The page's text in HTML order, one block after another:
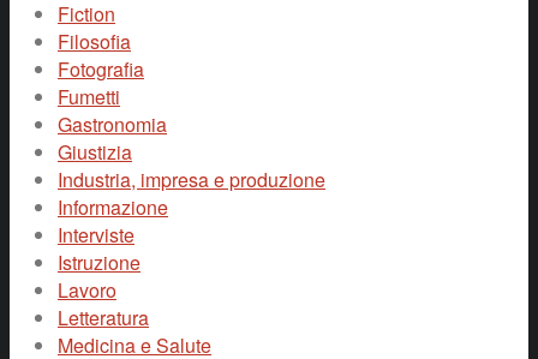
Fiction
Filosofia
Fotografia
Fumetti
Gastronomia
Giustizia
Industria, impresa e produzione
Informazione
Interviste
Istruzione
Lavoro
Letteratura
Medicina e Salute